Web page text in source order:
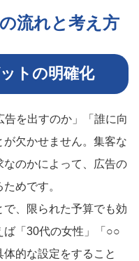
流れと考え方
トの明確化
を出すのか」「誰に向
欠かせません。集客な
のかによって、広告の
めです。
、限られた予算でも効
ば「30代の女性」「○○
的な設定をすること